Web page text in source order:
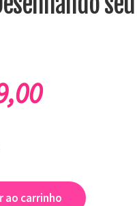
O
R$149,00.
ao carrinho